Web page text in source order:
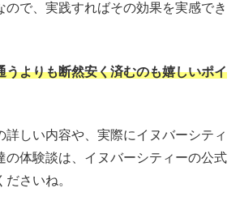
ので、実践すればその効果を実感でき
うよりも断然安く済むのも嬉しいポイ
詳しい内容や、実際にイヌバーシティ
の体験談は、イヌバーシティーの公式
さいね。